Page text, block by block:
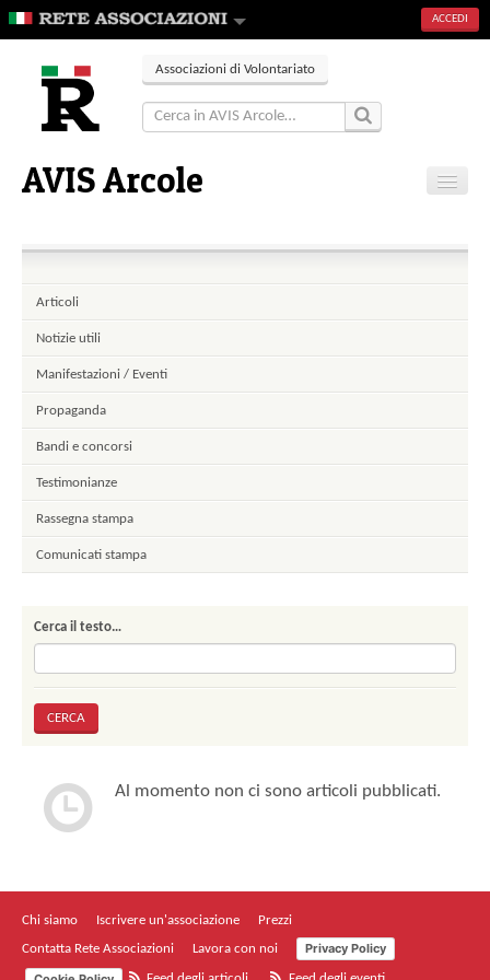
ACCEDI
Associazioni di Volontariato
AVIS Arcole
Contatti
Articoli
Notizie utili
Manifestazioni / Eventi
Propaganda
Bandi e concorsi
Testimonianze
Rassegna stampa
Comunicati stampa
Cerca il testo…
Al momento non ci sono articoli pubblicati.
Chi siamo Iscrivere un'associazione
Prezzi
Contatta Rete Associazioni
Lavora con noi
Privacy Policy